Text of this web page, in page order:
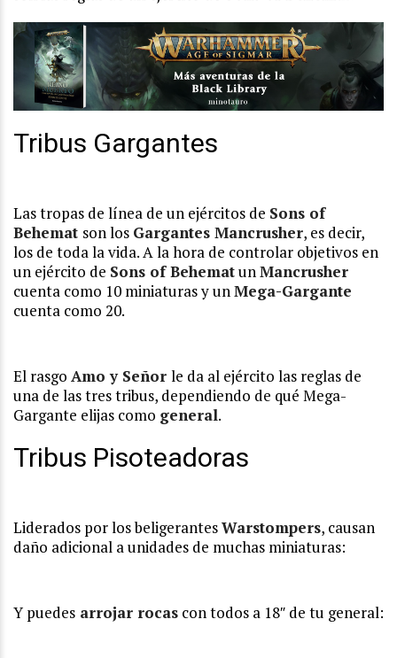
Tribus Gargantes
Las tropas de línea de un ejércitos de Sons of
Behemat son los Gargantes Mancrusher, es decir,
los de toda la vida. A la hora de controlar objetivos en
un ejército de Sons of BehematunMancrusher
cuenta como 10 miniaturas y unMega-Gargante
cuenta como 20.
El rasgo Amo y Señor le da al ejército las reglas de
una de las tres tribus, dependiendo de qué Mega-
Gargante elijas como general.
Tribus Pisoteadoras
Liderados por los beligerantesWarstompers, causan
daño adicional a unidades de muchas miniaturas:
Y puedes arrojar rocas con todos a 18″ de tu general: